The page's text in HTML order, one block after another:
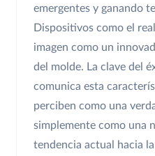
emergentes y ganando
Dispositivos como el
imagen como un
del molde. La clave del
comunica esta
perciben como una
simplemente como una
tendencia actual hacia